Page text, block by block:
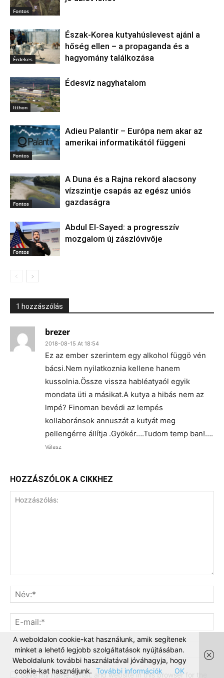
Fontos
Érdekes
Észak‑Korea kutyahúslevest ajánl a
hőség ellen – a propaganda és a
hagyomány találkozása
Itthon
Édesvíz nagyhatalom
Fontos
Adieu Palantir – Európa nem akar az
amerikai informatikától függeni
Fontos
A Duna és a Rajna rekord alacsony
vízszintje csapás az egész uniós
gazdaságra
Fontos
Abdul El‑Sayed: a progresszív
mozgalom új zászlóvivője
1 hozzászólás
brezer
2018-08-15 At 18:54
Ez az ember szerintem egy alkohol függö vén
bácsi.Nem nyilatkoznia kellene hanem
kussolnia.Össze vissza habléatyaól egyik
mondata üti a másikat.A kutya a hibás nem az
lmpé? Finoman bevédi az lempés
kollaboránsok annuszát a kutyát meg
pellengérre állítja .Gyökér….Tudom temp ban!….
Válasz
HOZZÁSZÓLOK A CIKKHEZ
Save my name, email, and website in this browser for the
A weboldalon cookie-kat használunk, amik segítenek
minket a lehető legjobb szolgáltatások nyújtásában.
Weboldalunk további használatával jóváhagyja, hogy
cookie-kat használjunk. További információk OK